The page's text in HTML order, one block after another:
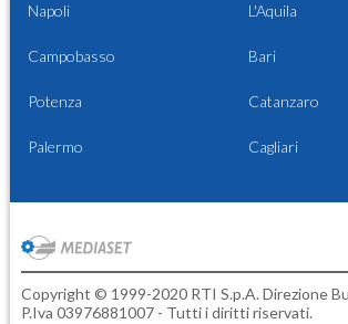
Napoli L'Aquila
Campobasso Bari
Potenza Catanzaro
Palermo Cagliari
Copyright © 1999-2020 RTI S.p.A. Direzione
P.Iva 03976881007 - Tutti i diritti riservati.